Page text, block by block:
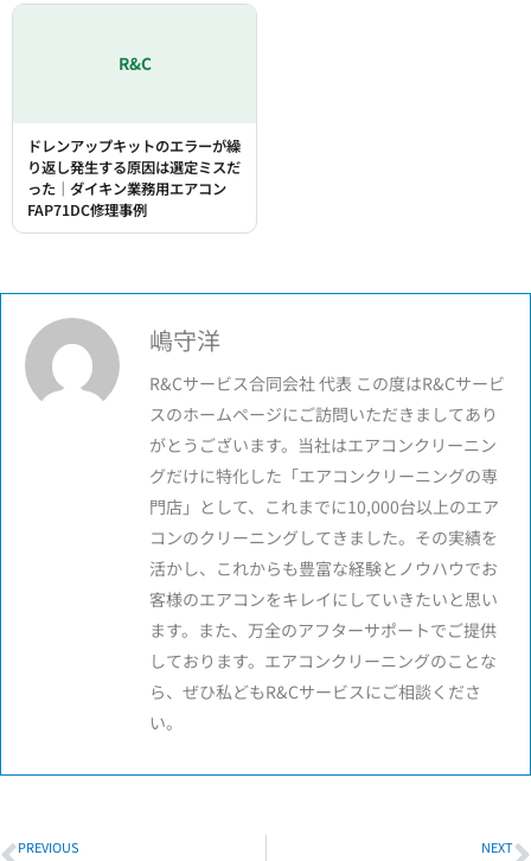
R&C
ドレンアップキットのエラーが繰
り返し発生する原因は選定ミスだ
った｜ダイキン業務用エアコン
FAP71DC修理事例
嶋守洋
R&Cサービス合同会社 代表 この度はR&Cサービ
スのホームページにご訪問いただきましてあり
がとうございます。当社はエアコンクリーニン
グだけに特化した「エアコンクリーニングの専
門店」として、これまでに10,000台以上のエア
コンのクリーニングしてきました。その実績を
活かし、これからも豊富な経験とノウハウでお
客様のエアコンをキレイにしていきたいと思い
ます。また、万全のアフターサポートでご提供
しております。エアコンクリーニングのことな
ら、ぜひ私どもR&Cサービスにご相談くださ
い。
PREVIOUS NEXT